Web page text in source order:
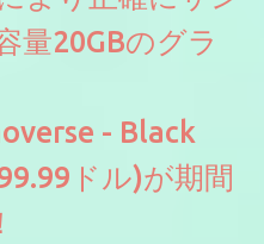
量20GBのグラ
- Black
ドル)が期間